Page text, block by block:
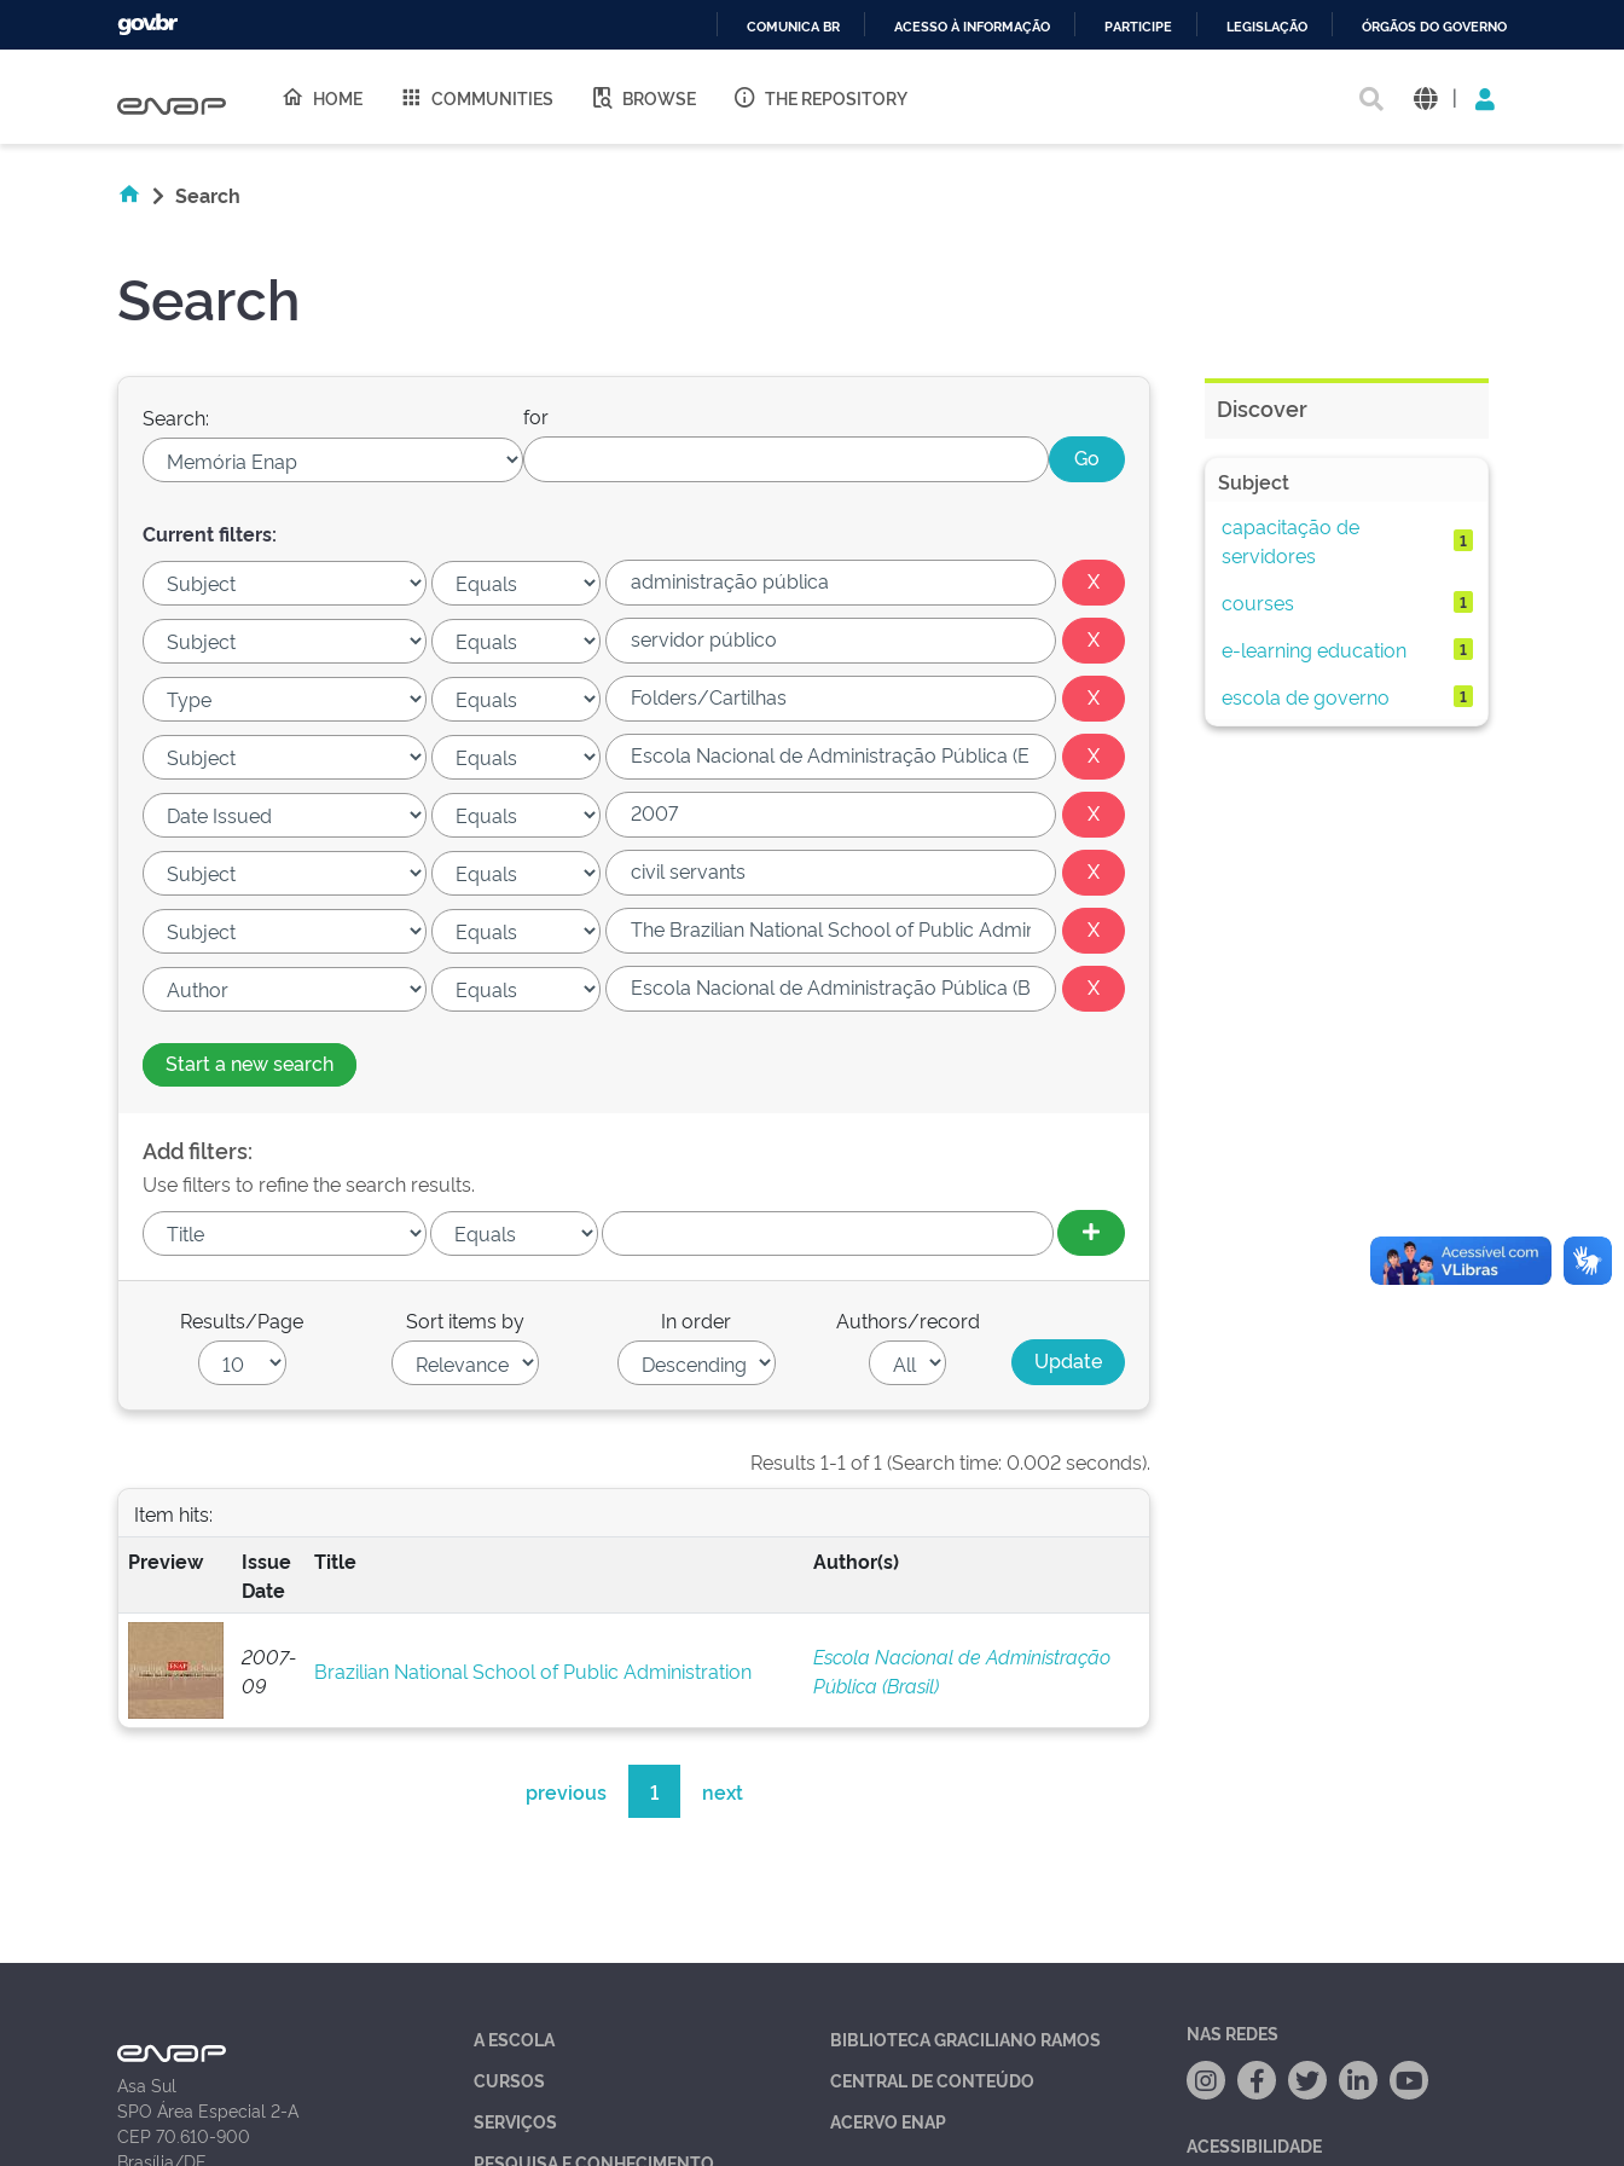
O
COMUNICA BR ACESSO À INFORMAÇÃO PARTICIPE LEGISLAÇÃO ÓRGÃOS DO GOVERNO
HOME COMMUNITIES BROWSE THE REPOSITORY |
Search
Search
Search: for
Current filters:
Start a new search
Add filters:
Use filters to refine the search results.
Results/Page Sort items by In order Authors/record
Results 1-1 of 1 (Search time: 0.002 seconds).
Item hits:
Preview
Issue
Date
Title Author(s)
2007-
09
Brazilian National School of Public Administration
Escola Nacional de Administração
Pública (Brasil)
previous 1 next
Discover
Subject
capacitação de
servidores
1
courses 1
e-learning education 1
escola de governo 1
Asa Sul
SPO Área Especial 2-A
CEP 70.610-900
Brasília/DF
A ESCOLA
CURSOS
SERVIÇOS
BIBLIOTECA GRACILIANO RAMOS
CENTRAL DE CONTEÚDO
ACERVO ENAP
NAS REDES
ACESSIBILIDADE